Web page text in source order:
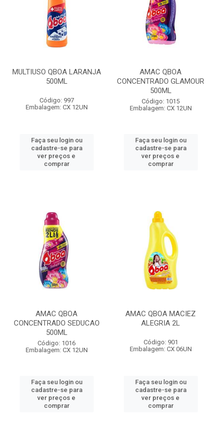
MULTIUSO QBOA LARANJA
500ML
Código: 997
Embalagem: CX 12UN
Faça seu login ou
cadastre-se para
ver preços e
comprar
AMAC QBOA
CONCENTRADO GLAMOUR
500ML
Código: 1015
Embalagem: CX 12UN
Faça seu login ou
cadastre-se para
ver preços e
comprar
AMAC QBOA
CONCENTRADO SEDUCAO
500ML
Código: 1016
Embalagem: CX 12UN
Faça seu login ou
cadastre-se para
ver preços e
comprar
AMAC QBOA MACIEZ
ALEGRIA 2L
Código: 901
Embalagem: CX 06UN
Faça seu login ou
cadastre-se para
ver preços e
comprar